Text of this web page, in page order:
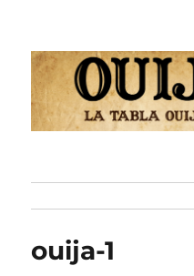
Ouija
ouija-1